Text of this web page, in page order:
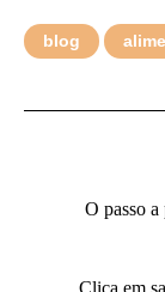
blog
O passo a
Clica em